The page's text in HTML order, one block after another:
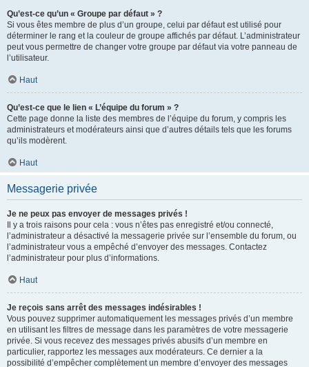
Qu’est-ce qu’un « Groupe par défaut » ?
Si vous êtes membre de plus d’un groupe, celui par défaut est utilisé pour
déterminer le rang et la couleur de groupe affichés par défaut. L’administrateur
peut vous permettre de changer votre groupe par défaut via votre panneau de
l’utilisateur.
Haut
Qu’est-ce que le lien « L’équipe du forum » ?
Cette page donne la liste des membres de l’équipe du forum, y compris les
administrateurs et modérateurs ainsi que d’autres détails tels que les forums
qu’ils modèrent.
Haut
Messagerie privée
Je ne peux pas envoyer de messages privés !
Il y a trois raisons pour cela : vous n’êtes pas enregistré et/ou connecté,
l’administrateur a désactivé la messagerie privée sur l’ensemble du forum, ou
l’administrateur vous a empêché d’envoyer des messages. Contactez
l’administrateur pour plus d’informations.
Haut
Je reçois sans arrêt des messages indésirables !
Vous pouvez supprimer automatiquement les messages privés d’un membre
en utilisant les filtres de message dans les paramètres de votre messagerie
privée. Si vous recevez des messages privés abusifs d’un membre en
particulier, rapportez les messages aux modérateurs. Ce dernier a la
possibilité d’empêcher complètement un membre d’envoyer des messages